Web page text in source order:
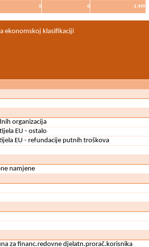
0 0 -1.499
ekonomskoj klasifikaciji
organizacija
EU - ostalo
EU - refundacije putnih troškova
namjene
za financ.redovne djelatn.prorač.korisnika